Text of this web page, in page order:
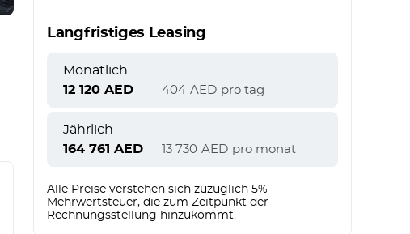
Langfristiges Leasing
Monatlich
12 120 AED 404 AED pro tag
Jährlich
164 761 AED 13 730 AED pro monat
Alle Preise verstehen sich zuzüglich 5%
Mehrwertsteuer, die zum Zeitpunkt der
Rechnungsstellung hinzukommt.